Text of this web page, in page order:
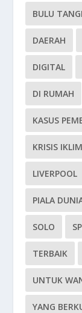
BULU
DAERAH
DIGITAL
DI RUMAH
KASUS
KRISIS IKLIM
LIVERPOOL
PIALA
SOLO
TERBAIK
UNTUK
YANG